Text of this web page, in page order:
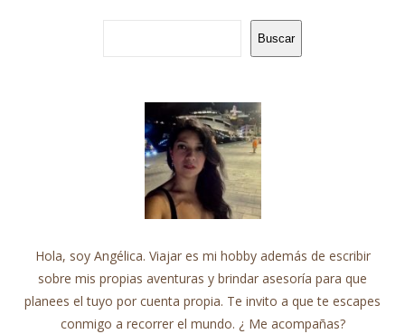
Buscar
Hola, soy Angélica. Viajar es mi hobby además de escribir
sobre mis propias aventuras y brindar asesoría para que
planees el tuyo por cuenta propia. Te invito a que te escapes
conmigo a recorrer el mundo. ¿ Me acompañas?